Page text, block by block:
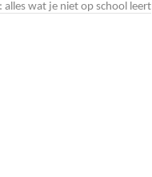
wat je niet op school leert